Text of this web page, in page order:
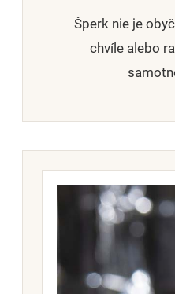
Šperk nie je
chvíle alebo